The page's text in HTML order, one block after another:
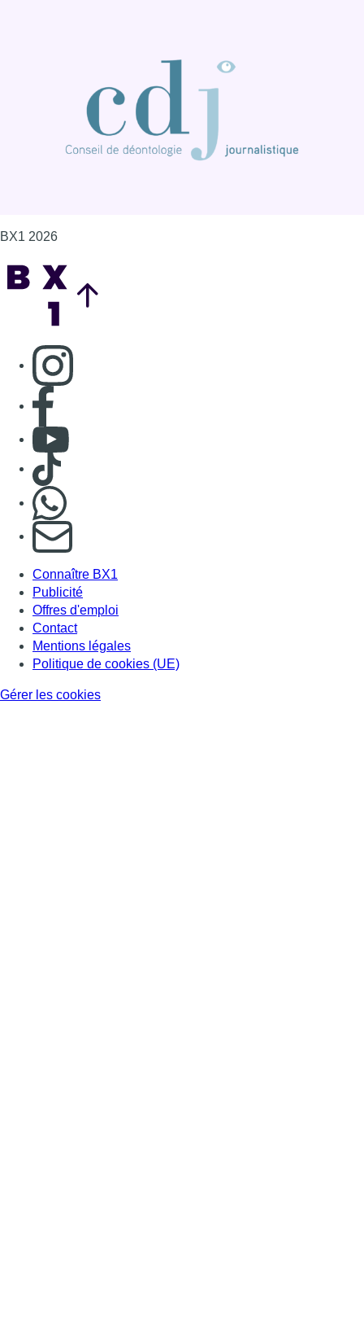
BX1 2026
Consulter page Instagram
Consulter page Facebook
Consulter Youtube
Consulter TikTok
S'abonner à notre newsletter
Connaître BX1
Publicité
Offres d'emploi
Contact
Mentions légales
Politique de cookies (UE)
Gérer les cookies